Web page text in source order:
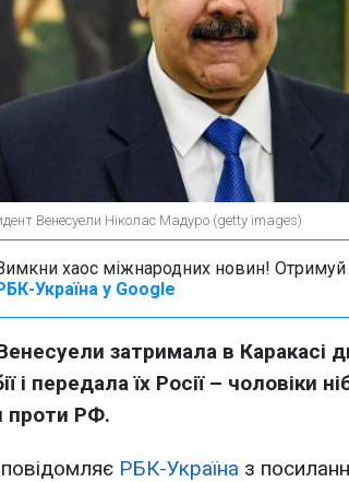
Венесуели Ніколас Мадуро (getty images)
хаос міжнародних новин! Отримуй
Україна у Google
затримала в Каракасі
і передала їх Росії – чоловіки
проти РФ.
РБК-Україна з